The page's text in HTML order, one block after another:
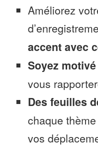
Améliorez
accent avec
Soyez
vous
Des feuilles
chaque
vos